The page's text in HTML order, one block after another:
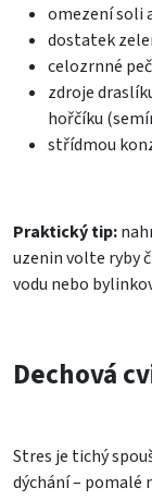
omezení soli
dostatek
celozrnné
zdroje
hořčíku
střídmou
Praktický tip:
uzenin volte ryby
vodu nebo
Dechová
Stres je tichý
dýchání – pomalé